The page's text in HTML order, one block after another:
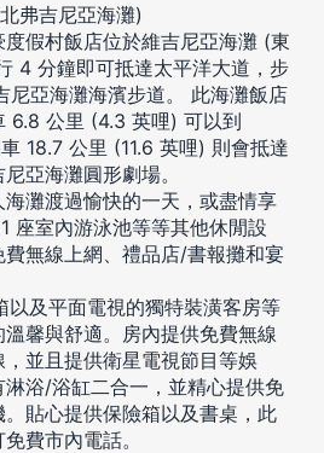
弗吉尼亞海灘)
假村飯店位於維吉尼亞海灘 (東
4 分鐘即可抵達太平洋大道，步
尼亞海灘海濱步道。 此海灘飯店
6.8 公里 (4.3 英哩) 可以到
18.7 公里 (11.6 英哩) 則會抵達
亞海灘圓形劇場。
灘渡過愉快的一天，或盡情享
座室內游泳池等等其他休閒設
無線上網、禮品店/書報攤和宴
及平面電視的獨特裝潢客房等
馨與舒適。房內提供免費無線
，並且提供衛星電視節目等娛
浴/浴缸二合一，並精心提供免
貼心提供保險箱以及書桌，此
費市內電話。